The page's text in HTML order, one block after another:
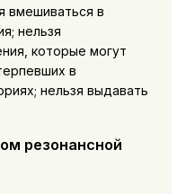
вмешиваться в
нельзя
которые могут
в
нельзя выдавать
резонансной